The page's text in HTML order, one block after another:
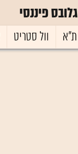
גלובס פיננסי
ת"א וול סטריט